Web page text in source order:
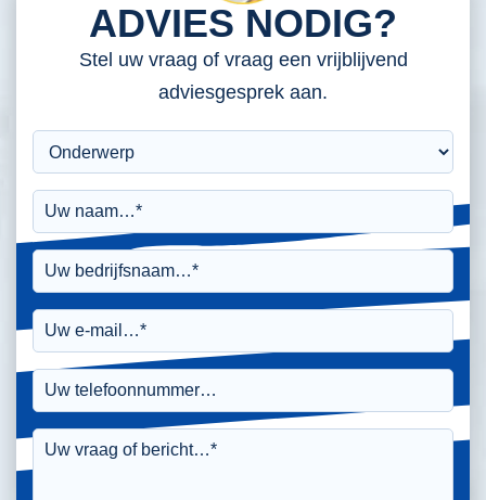
ADVIES NODIG?
Stel uw vraag of vraag een vrijblijvend
adviesgesprek aan.